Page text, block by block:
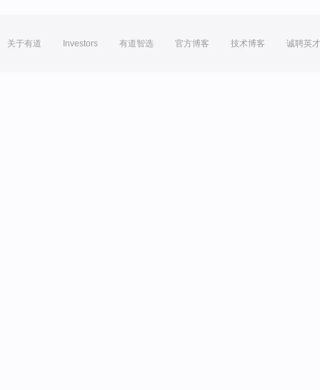
关于有道 Investors 有道智选 官方博客 技术博客 诚聘英才